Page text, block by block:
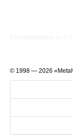
© 1998 — 2026